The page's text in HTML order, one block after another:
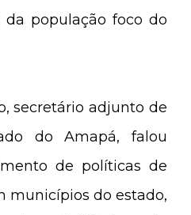
população foco do
secretário adjunto de
do Amapá, falou
de políticas de
municípios do estado,